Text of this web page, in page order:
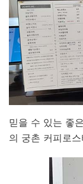
믿을 수 있는 좋
의 궁촌 커피로